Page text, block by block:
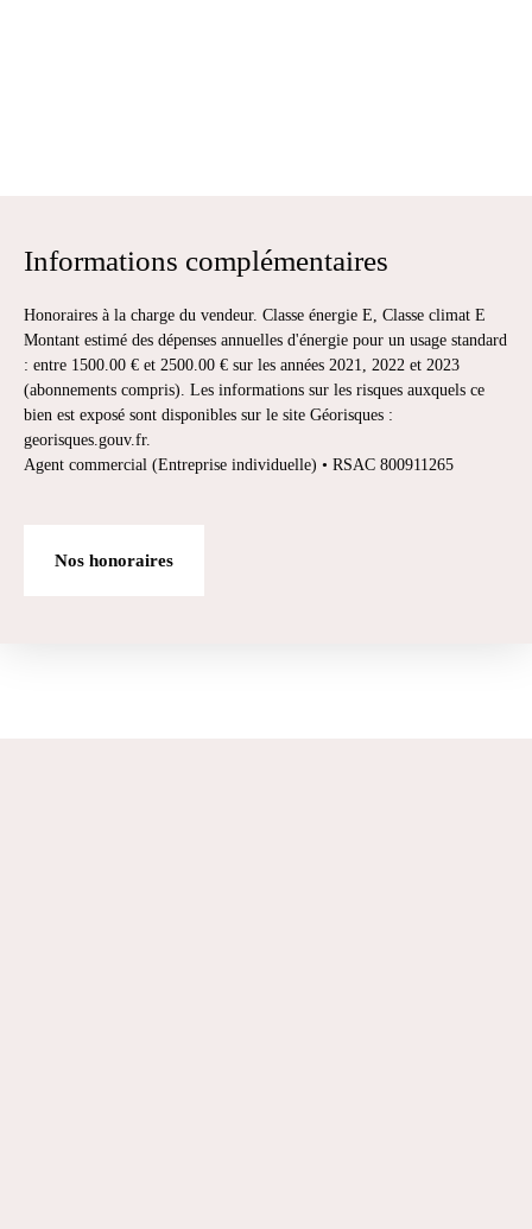
Informations complémentaires
Honoraires à la charge du vendeur. Classe énergie E, Classe climat E
Montant estimé des dépenses annuelles d'énergie pour un usage standard
: entre 1500.00 € et 2500.00 € sur les années 2021, 2022 et 2023
(abonnements compris). Les informations sur les risques auxquels ce
bien est exposé sont disponibles sur le site Géorisques :
georisques.gouv.fr.
Agent commercial (Entreprise individuelle) • RSAC 800911265
Nos honoraires